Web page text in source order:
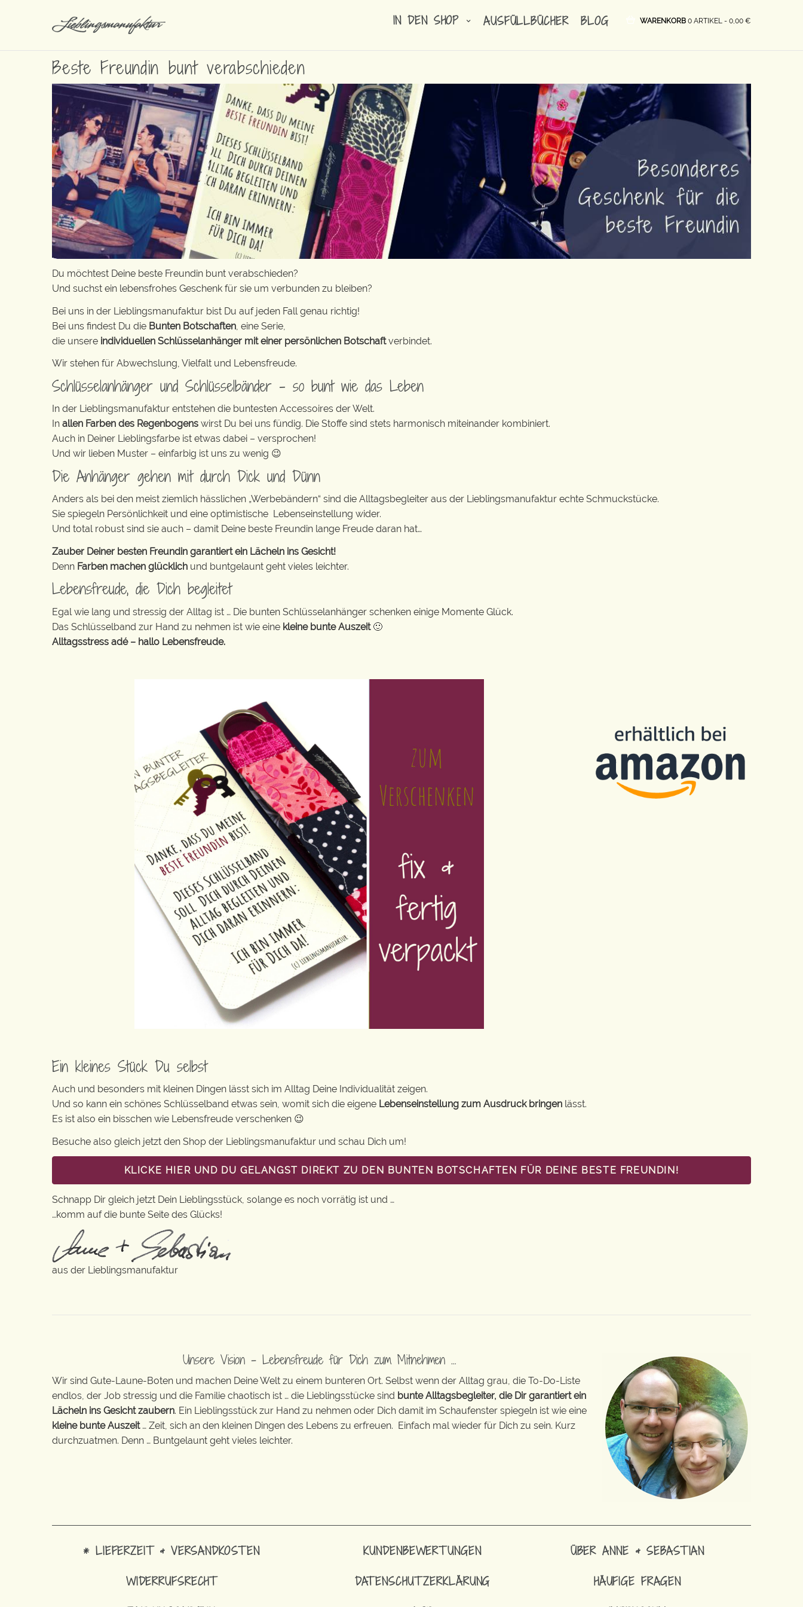
IN DEN SHOP AUSFÜLLBÜCHER BLOG WARENKORB 0 ARTIKEL - 0,00 €
Beste Freundin bunt verabschieden
Du möchtest Deine beste Freundin bunt verabschieden?
Und suchst ein lebensfrohes Geschenk für sie um verbunden zu bleiben?
Bei uns in der Lieblingsmanufaktur bist Du auf jeden Fall genau richtig!
Bei uns findest Du die Bunten Botschaften , eine Serie,
die unsere individuellen Schlüsselanhänger mit einer persönlichen Botschaftverbindet.
Wir stehen für Abwechslung, Vielfalt und Lebensfreude.
Schlüsselanhänger und Schlüsselbänder – so bunt wie das Leben
In der Lieblingsmanufaktur entstehen die buntesten Accessoires der Welt.
In allen Farben des Regenbogens wirst Du bei uns fündig. Die Stoffe sind stets harmonisch miteinander kombiniert.
Auch in Deiner Lieblingsfarbe ist etwas dabei – versprochen!
Und wir lieben Muster – einfarbig ist uns zu wenig 😉
Die Anhänger gehen mit durch Dick und Dünn
Anders als bei den meist ziemlich hässlichen „Werbebändern“ sind die Alltagsbegleiter aus der Lieblingsmanufaktur echte Schmuckstücke.
Sie spiegeln Persönlichkeit und eine optimistische Lebenseinstellung wider.
Und total robust sind sie auch – damit Deine beste Freundin lange Freude daran hat…
Zauber Deiner besten Freundin garantiert ein Lächeln ins Gesicht!
Denn Farben machen glücklich und buntgelaunt geht vieles leichter.
Lebensfreude, die Dich begleitet
Egal wie lang und stressig der Alltag ist … Die bunten Schlüsselanhänger schenken einige Momente Glück.
Das Schlüsselband zur Hand zu nehmen ist wie eine kleine bunte Auszeit🙂
Alltagsstress adé – hallo Lebensfreude.
Ein kleines Stück Du selbst
Auch und besonders mit kleinen Dingen lässt sich im Alltag Deine Individualität zeigen.
Und so kann ein schönes Schlüsselband etwas sein, womit sich die eigene Lebenseinstellung zum Ausdruck bringen lässt.
Es ist also ein bisschen wie Lebensfreude verschenken 😉
Besuche also gleich jetzt den Shop der Lieblingsmanufaktur und schau Dich um!
KLICKE HIER UND DU GELANGST DIREKT ZU DEN BUNTEN BOTSCHAFTEN FÜR DEINE BESTE FREUNDIN!
Schnapp Dir gleich jetzt Dein Lieblingsstück, solange es noch vorrätig ist und …
…komm auf die bunte Seite des Glücks!
aus der Lieblingsmanufaktur
Unsere Vision – Lebensfreude für Dich zum Mitnehmen …
Wir sind Gute-Laune-Boten und machen Deine Welt zu einem bunteren Ort. Selbst wenn der Alltag grau, die To-Do-Liste
endlos, der Job stressig und die Familie chaotisch ist … die Lieblingsstücke sind bunte Alltagsbegleiter, die Dir garantiert ein
Lächeln ins Gesicht zaubern. Ein Lieblingsstück zur Hand zu nehmen oder Dich damit im Schaufenster spiegeln ist wie eine
kleine bunte Auszeit… Zeit, sich an den kleinen Dingen des Lebens zu erfreuen. Einfach mal wieder für Dich zu sein. Kurz
durchzuatmen. Denn … Buntgelaunt geht vieles leichter.
* LIEFERZEIT & VERSANDKOSTEN
WIDERRUFSRECHT
KUNDENBEWERTUNGEN
DATENSCHUTZERKLÄRUNG
ÜBER ANNE & SEBASTIAN
HÄUFIGE FRAGEN